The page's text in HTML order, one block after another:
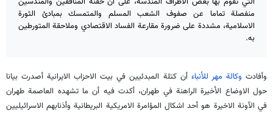
منفصلة تماما عن صفوف الشعب المسلم والمتمسك بمبادئ الثورة
الاسلامية، مشددة على ضرورة مقارعة الفساد الاقتصادي وملاحقة المتورطين
به.
وأفادت وكالة مهر للأنباء أن كتلة المبدئيين في بيت الاحزاب الايرانية أصدرت بيانا
حول الاوضاع الأخيرة الراهنة في طهران، أكدت فيه أن ما تشهده العاصمة طهران
في الآونة الاخيرة هو أحد اشكال المؤامرة الامريكية البريطانية وأذنابهم الاسرائيليين